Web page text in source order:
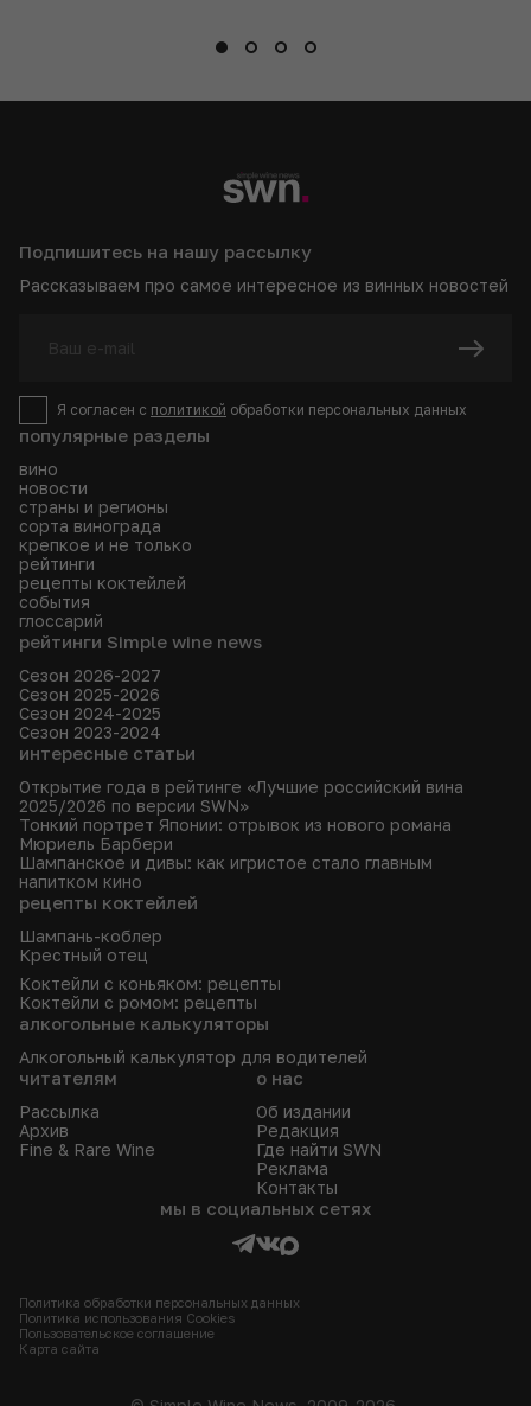
популярные разделы
вино
новости
страны и регионы
сорта винограда
крепкое и не только
рейтинги
рецепты коктейлей
события
глоссарий
рейтинги Simple wine news
Сезон 2026-2027
Сезон 2025-2026
Сезон 2024-2025
Сезон 2023-2024
интересные статьи
Открытие года в рейтинге «Лучшие российский вина
2025/2026 по версии SWN»
Тонкий портрет Японии: отрывок из нового романа
Мюриель Барбери
Шампанское и дивы: как игристое стало главным
напитком кино
рецепты коктейлей
Шампань-коблер
Крестный отец
Коктейли с коньяком: рецепты
Коктейли с ромом: рецепты
алкогольные калькуляторы
Алкогольный калькулятор для водителей
читателям
Рассылка
Архив
Fine & Rare Wine
о нас
Об издании
Редакция
Где найти SWN
Реклама
Контакты
Подпишитесь на нашу рассылку
Рассказываем про самое интересное из винных новостей
Я согласен с политикой обработки персональных данных
мы в социальных сетях
Политика обработки персональных данных
Политика использования Сookies
Пользовательское соглашение
Карта сайта